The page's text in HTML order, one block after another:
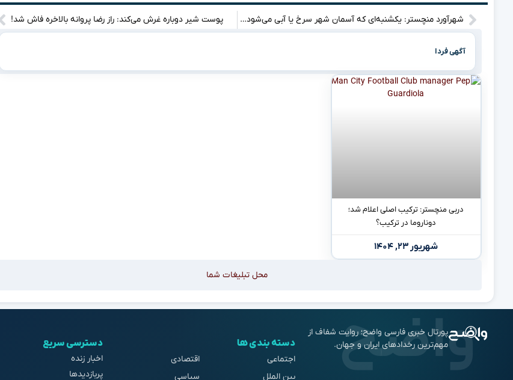
شهرآورد منچستر: یکشنبه‌ای که آسمان شهر سرخ یا آبی می‌شود؟ (ساعت بازی)” پوست شیر دوباره غرش می‌کند: راز رضا پروانه بالاخره فاش شد!
آگهی فردا
دربی منچستر: ترکیب اصلی اعلام شد؛
دوناروما در ترکیب؟
شهریور ۲۳, ۱۴۰۴
محل تبلیغات شما
پورتال خبری فارسی واضح؛ روایت شفاف از
مهم‌ترین رخدادهای ایران و جهان.
دسته بندی ها
اجتماعی
اقتصادی
بین الملل
سیاسی
دسترسی سریع
اخبار زنده
پربازدیدها